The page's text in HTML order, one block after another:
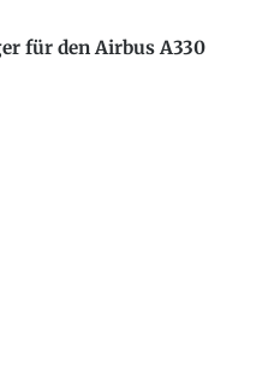
für den Airbus A330